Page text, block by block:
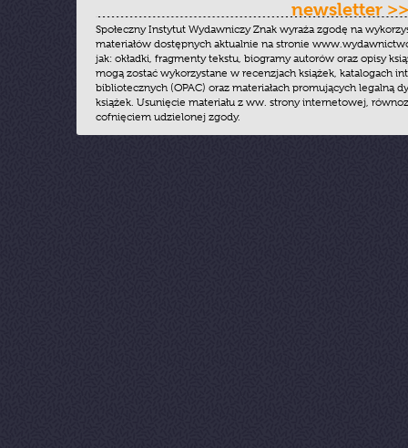
newsletter >>
Społeczny Instytut Wydawniczy Znak wyraża zgodę na
materiałów dostępnych aktualnie na stronie
jak: okładki, fragmenty tekstu, biogramy autorów oraz opisy
mogą zostać wykorzystane w recenzjach książek, katalogach
bibliotecznych (OPAC) oraz materiałach promujących legalną
książek. Usunięcie materiału z ww. strony internetowej,
cofnięciem udzielonej zgody.